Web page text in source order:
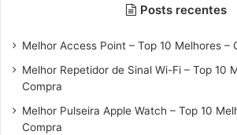
Posts recentes
Melhor Access Point – Top 10 Melhores –
Melhor Repetidor de Sinal Wi-Fi – Top 10
Compra
Melhor Pulseira Apple Watch – Top 10
Compra